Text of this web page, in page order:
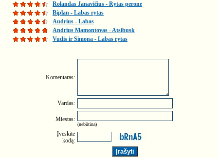
Rolandas Janavičius - Rytas perone
Biplan - Labas rytas
Audrius - Labas
Andrius Mamontovas - Atsibusk
Vudis ir Simona - Labas rytas
Komentaras:
Vardas:
Miestas:
(nebūtina)
Įveskite
kodą: